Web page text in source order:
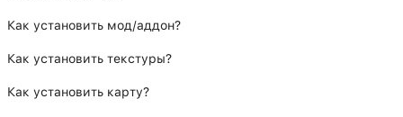
Как установить мод/аддон?
Как установить текстуры?
Как установить карту?